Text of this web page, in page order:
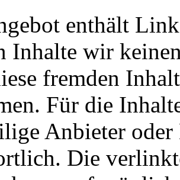
enthält
Inhalte wir
fremden
Für die
Anbieter oder
Die